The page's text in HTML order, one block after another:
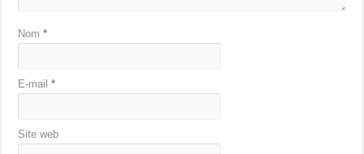
Nom*
E-mail*
Site web